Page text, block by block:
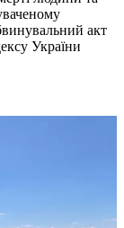
акт
України